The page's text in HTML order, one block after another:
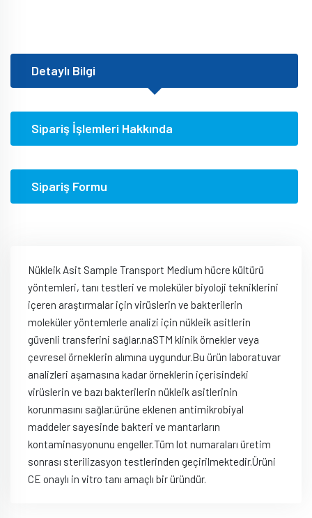
Detaylı Bilgi
Sipariş İşlemleri Hakkında
Sipariş Formu
Nükleik Asit Sample Transport Medium hücre kültürü
yöntemleri, tanı testleri ve moleküler biyoloji tekniklerini
içeren araştırmalar için virüslerin ve bakterilerin
moleküler yöntemlerle analizi için nükleik asitlerin
güvenli transferini sağlar.naSTM klinik örnekler veya
çevresel örneklerin alımına uygundur.Bu ürün laboratuvar
analizleri aşamasına kadar örneklerin içerisindeki
virüslerin ve bazı bakterilerin nükleik asitlerinin
korunmasını sağlar.ürüne eklenen antimikrobiyal
maddeler sayesinde bakteri ve mantarların
kontaminasyonunu engeller.Tüm lot numaraları üretim
sonrası sterilizasyon testlerinden geçirilmektedir.Ürüni
CE onaylı in vitro tanı amaçlı bir üründür.